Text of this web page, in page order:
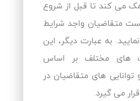
می کند تا قبل از شروع
متقاضیان واجد شرایط
به عبارت دیگر، این
های مختلف بر اساس
های متقاضیان در
می گیرد.